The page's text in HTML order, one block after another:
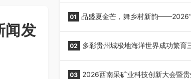
闻发
01 品盛夏金芒，舞乡村新韵——2026“
02 多彩贵州城极地海洋世界成功繁育
03 2026西南采矿业科技创新大会暨贵